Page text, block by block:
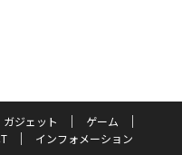
ガジェット
ゲーム
インフォメーション